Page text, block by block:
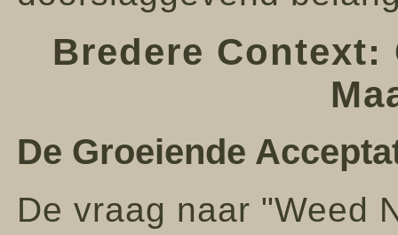
Bredere Context:
De Groeiende
De vraag naar "Weed